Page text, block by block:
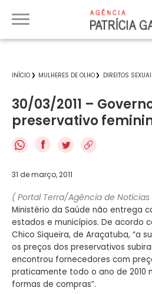
INÍCIO MULHERES DE OLHO DIREITOS
30/03/2011 –
preservativo
f
31 de março, 2011
( Portal Terra/Agência de Notícias
Ministério da Saúde não entrega
estados e municípios. De acordo
Chico Siqueira, de Araçatuba, “a
os preços dos preservativos
encontrou fornecedores com
praticamente todo o ano de 2010
formas de compras”.